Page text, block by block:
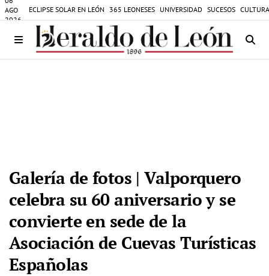
AGO
2026
ECLIPSE SOLAR EN LEÓN 365 LEONESES UNIVERSIDAD SUCESOS
Galería de fotos | Valporquero
celebra su 60 aniversario y se
convierte en sede de la
Asociación de Cuevas Turísticas
Españolas